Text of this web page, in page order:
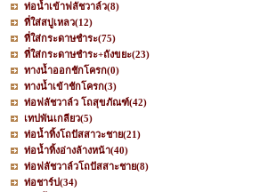
ท่อน้ำเข้าฟลัชวาล์ว(8)
ที่ใส่สบู่เหลว(12)
ที่ใส่กระดาษชำระ(75)
ที่ใส่กระดาษชำระ+ถังขยะ(23)
ทางน้ำออกชักโครก(0)
ทางน้ำเข้าชักโครก(3)
ท่อฟลัชวาล์ว โถสุขภัณฑ์(42)
เทปพันเกลียว(5)
ท่อน้ำทิ้งโถปัสสาวะชาย(21)
ท่อน้ำทิ้งอ่างล้างหน้า(40)
ท่อฟลัชวาล์วโถปัสสาะชาย(8)
ท่อชาร์ป(34)